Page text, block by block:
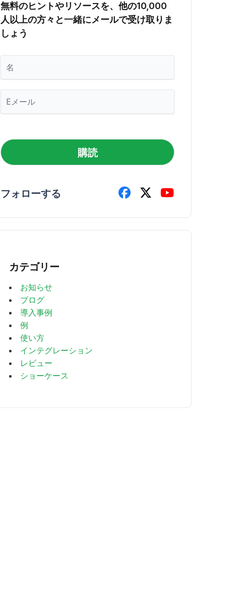
無料のヒントやリソースを、他の10,000
人以上の方々と一緒にメールで受け取りま
しょう
ー
ル
購読
フォローする
カテゴリー
お知らせ
ブログ
導入事例
例
使い方
インテグレーション
レビュー
ショーケース